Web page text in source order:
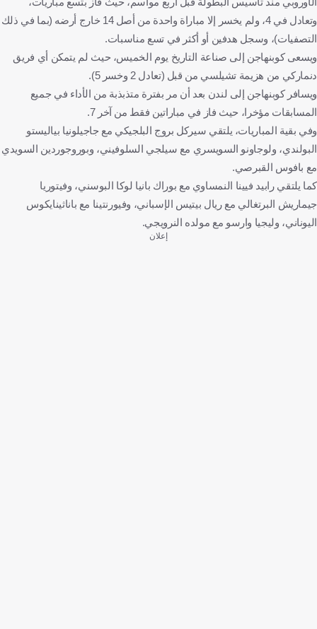
وتعادل في 4، ولم يخسر إلا مباراة واحدة من أصل 14 خارج أرضه (بما في ذلك
التصفيات)، وسجل هدفين أو أكثر في تسع مناسبات.
ويسعى كوبنهاجن إلى صناعة التاريخ يوم الخميس، حيث لم يتمكن أي فريق
دنماركي من هزيمة تشيلسي من قبل (تعادل 2 وخسر 5).
ويسافر كوبنهاجن إلى لندن بعد أن مر بفترة متذبذبة من الأداء في جميع
المسابقات مؤخرا، حيث فاز في مباراتين فقط من آخر 7.
وفي بقية المباريات، يلتقي سيركل بروج البلجيكي مع جاجيلونيا بياليستو
البولندي، ولوجاونو السويسري مع سيلجي السلوفيني، وبوروجوردين السويدي
مع بافوس القبرصي.
كما يلتقي رابيد فيينا النمساوي مع بوراك بانيا لوكا البوسني، وفيتوريا
جيماريش البرتغالي مع ريال بيتيس الإسباني، وفيورنتينا مع باناثينايكوس
اليوناني، وليجيا وارسو مع مولده النرويجي.
إعلان